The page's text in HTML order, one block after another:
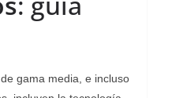
de gama media, e incluso